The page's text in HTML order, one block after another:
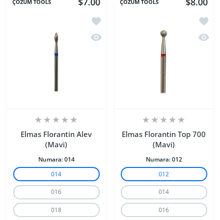
ÇÖZÜM TOOLS
İstek listesine ekle Elmas Florantin
Hızlı Görünüm Elmas Florantin Alev
Elmas Florantin Alev
(Mavi)
Numara:014
014
016
018
ÇÖZÜM TOOLS
İstek
Hızlı
Elmas Florantin Top 700
(Mavi)
Numara:012
012
014
016